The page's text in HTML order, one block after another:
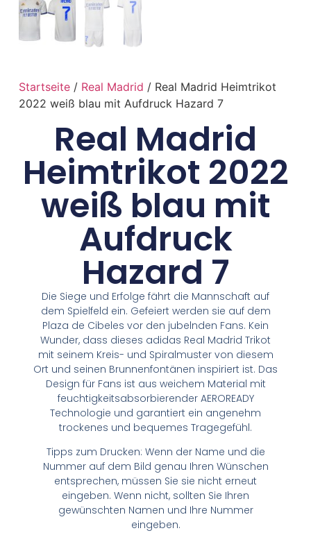
Startseite/ Real Madrid / Real Madrid Heimtrikot
2022 weiß blau mit Aufdruck Hazard 7
Real Madrid
Heimtrikot 2022
weiß blau mit
Aufdruck
Hazard 7
Die Siege und Erfolge fährt die Mannschaft auf
dem Spielfeld ein. Gefeiert werden sie auf dem
Plaza de Cibeles vor den jubelnden Fans. Kein
Wunder, dass dieses adidas Real Madrid Trikot
mit seinem Kreis- und Spiralmuster von diesem
Ort und seinen Brunnenfontänen inspiriert ist. Das
Design für Fans ist aus weichem Material mit
feuchtigkeitsabsorbierender AEROREADY
Technologie und garantiert ein angenehm
trockenes und bequemes Tragegefühl.
Tipps zum Drucken: Wenn der Name und die
Nummer auf dem Bild genau Ihren Wünschen
entsprechen, müssen Sie sie nicht erneut
eingeben. Wenn nicht, sollten Sie Ihren
gewünschten Namen und Ihre Nummer
eingeben.